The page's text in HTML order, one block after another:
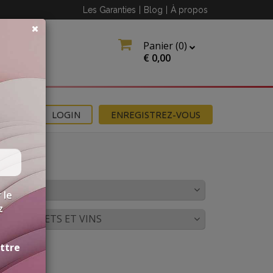
Les Garanties Blog À propos
Panier (0)
€ 0,00
ENREGISTREZ-VOUS
LOGIN
METS ET VINS
le